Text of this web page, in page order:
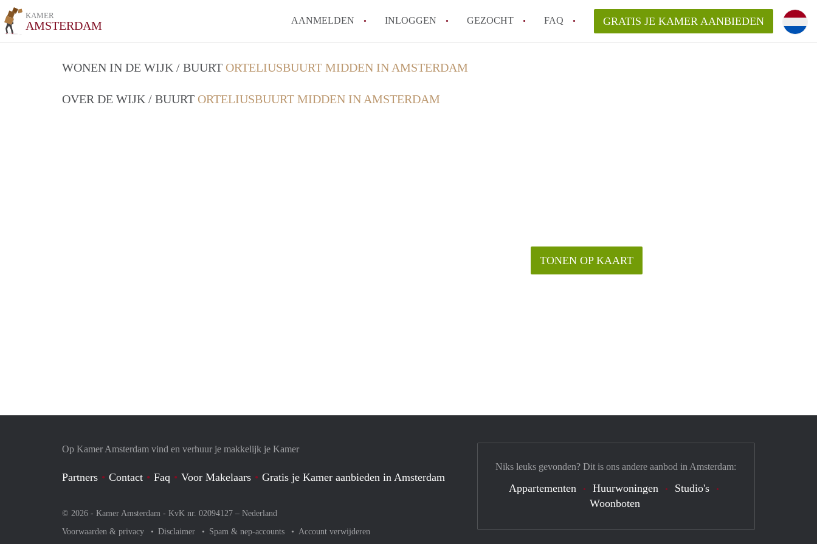
KAMER
AMSTERDAM AANMELDEN INLOGGEN GEZOCHT FAQ
Wat is het puntensysteem voor een onzelfstandige woonruimte (kamer) in
Wat zijn de opzegtermijnen bij een kamer in Amsterdam?
GRATIS JE KAMER AANBIEDEN
WONEN IN DE WIJK / BUURT ORTELIUSBUURT MIDDEN IN AMSTERDAM
OVER DE WIJK / BUURT ORTELIUSBUURT MIDDEN IN AMSTERDAM
TONEN OP KAART
Op Kamer Amsterdam vind en verhuur je makkelijk je Kamer
Partners Contact Faq Voor Makelaars Gratis je Kamer aanbieden in Amsterdam
© 2026 - Kamer Amsterdam - KvK nr. 02094127 – Nederland
Voorwaarden & privacy
Disclaimer Spam & nep-accounts Account verwijderen
Niks leuks gevonden? Dit is ons andere aanbod in Amsterdam:
Appartementen Huurwoningen
Studio's
Woonboten